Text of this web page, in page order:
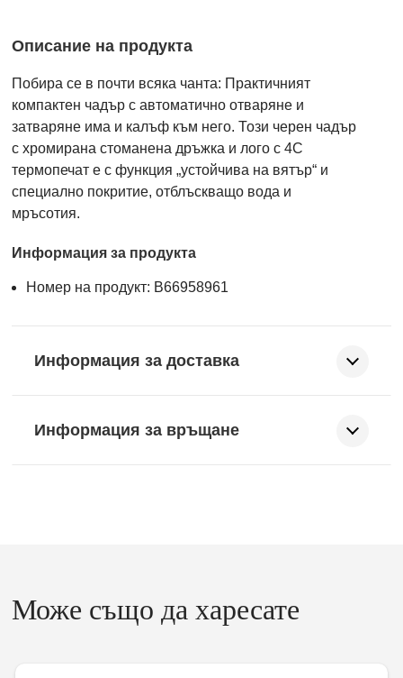
Описание на продукта
Побира се в почти всяка чанта: Практичният
компактен чадър с автоматично отваряне и
затваряне има и калъф към него. Този черен чадър
с хромирана стоманена дръжка и лого с 4C
термопечат е с функция „устойчива на вятър“ и
специално покритие, отблъскващо вода и
мръсотия.
Информация за продукта
Номер на продукт: B66958961
Информация за доставка
Информация за връщане
Може също да харесате